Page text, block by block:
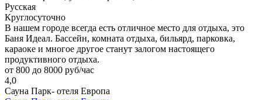
Русская
Круглосуточно
В нашем городе всегда есть отличное место для отдыха, это
Баня Идеал. Бассейн, комната отдыха, бильярд, парковка,
караоке и многое другое станут залогом настоящего
продуктивного отдыха.
от 800 до 8000 руб/час
4,0
Сауна Парк- отеля Европа